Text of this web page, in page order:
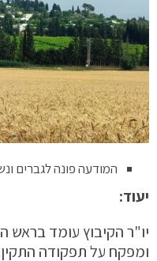
המודעה פונה לגברים
יעוד:
יו"ר הקיבוץ עומד בראש
ומפקח על תפקודה